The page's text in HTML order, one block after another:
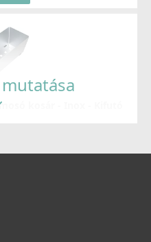
G40
Ft
kosár - Inox - Kifutó